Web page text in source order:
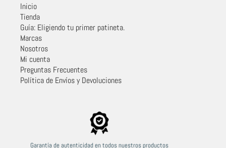
Inicio
Tienda
Guía: Eligiendo tu primer patineta.
Marcas
Nosotros
Mi cuenta
Preguntas Frecuentes
Política de Envíos y Devoluciones
Garantía de autenticidad en todos nuestros productos